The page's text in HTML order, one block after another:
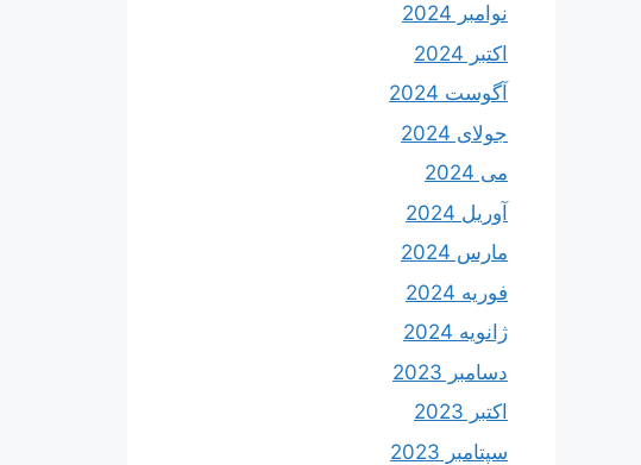
نوامبر 2024
اکتبر 2024
آگوست 2024
جولای 2024
می 2024
آوریل 2024
مارس 2024
فوریه 2024
ژانویه 2024
دسامبر 2023
اکتبر 2023
سپتامبر 2023